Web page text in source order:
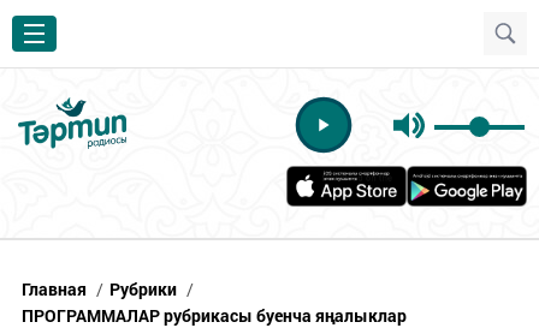
Главная / Рубрики /
ПРОГРАММАЛАР рубрикасы буенча яңалыклар